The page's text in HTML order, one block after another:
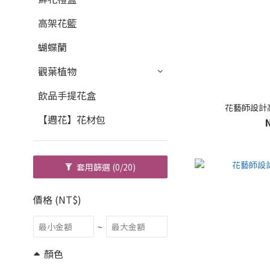
高架花籃
蝴蝶蘭
觀葉植物
飲品手提花盒
【週花】花材包
套用篩選 (0/20)
價格 (NT$)
~
顏色
花藝師設計